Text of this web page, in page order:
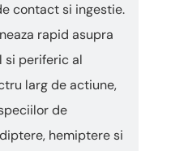
contact si ingestie.
rapid asupra
si periferic al
larg de actiune,
de
hemiptere si